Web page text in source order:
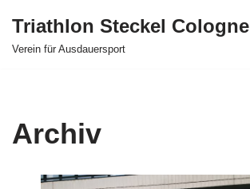
Zum
Triathlon Steckel Cologne
Verein für Ausdauersport
Archiv